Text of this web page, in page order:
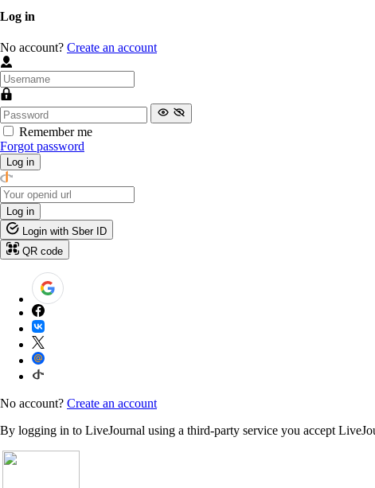
Log in
No account? Create an account
Remember me
Forgot password
Log in
Log in
Login with Sber ID
QR code
No account? Create an account
By logging in to LiveJournal using a third-party service you accept